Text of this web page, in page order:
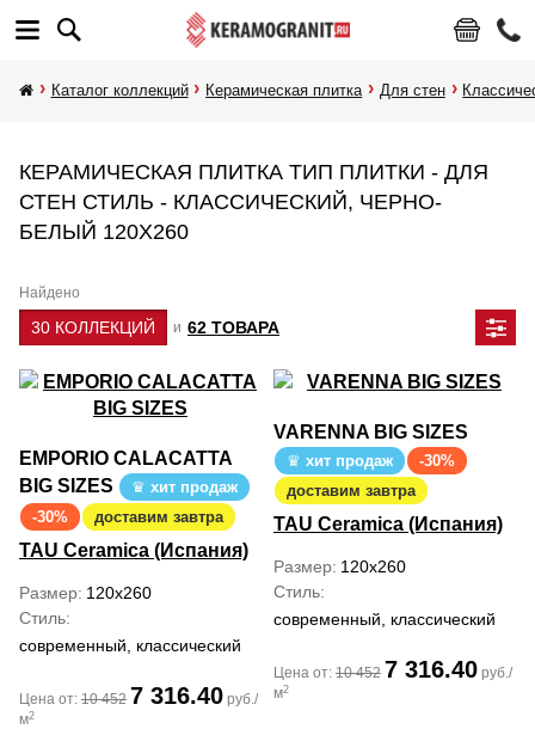
Каталог коллекций Керамическая плитка Для стен
КЕРАМИЧЕСКАЯ ПЛИТКА ТИП ПЛИТКИ - ДЛЯ
СТЕН СТИЛЬ - КЛАССИЧЕСКИЙ, ЧЕРНО-
БЕЛЫЙ 120Х260
Найдено
30 КОЛЛЕКЦИЙ и 62 ТОВАРА
EMPORIO CALACATTA
BIG SIZES
хит продаж
-30%
доставим завтра
TAU Ceramica (Испания)
Размер 120x260
Стиль
современный, классический
Цена от: 10 452 7 316.40 руб./
м2
VARENNA BIG SIZES
хит продаж
-30%
доставим завтра
TAU Ceramica (Испания)
Размер 120x260
Стиль
современный, классический
Цена от: 10 452 7 316.40 руб./
м2